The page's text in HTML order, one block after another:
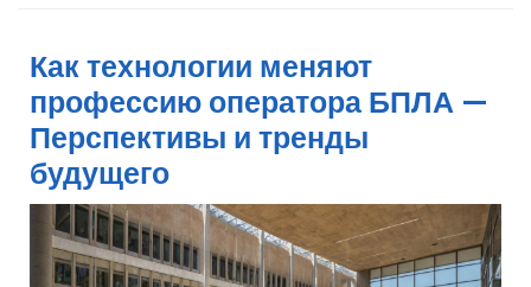
Как технологии меняют
профессию оператора БПЛА —
Перспективы и тренды
будущего